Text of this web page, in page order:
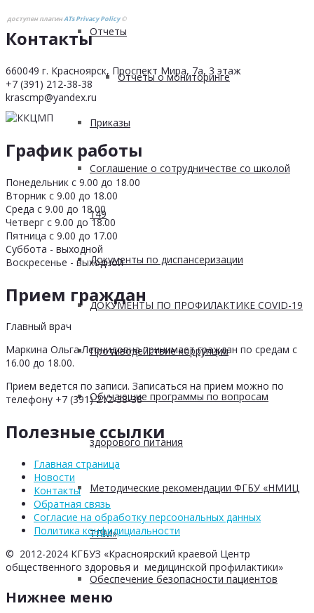
Отчеты
Отчеты о мониторинге
Приказы
Соглашение о сотрудничестве со школой
149
Документы по диспансеризации
ДОКУМЕНТЫ ПО ПРОФИЛАКТИКЕ COVID-19
Противодействие коррупции
Обучающие программы по вопросам
здорового питания
Методические рекомендации ФГБУ «НМИЦ
ТПМ»
Обеспечение безопасности пациентов
доступен плагинATs Privacy Policy©
Контакты
660049 г. Красноярск, Проспект Мира, 7а, 3 этаж
+7 (391) 212-38-38
krascmp@yandex.ru
График работы
Понедельник с 9.00 до 18.00
Вторник с 9.00 до 18.00
Среда с 9.00 до 18.00
Четверг с 9.00 до 18.00
Пятница с 9.00 до 17.00
Суббота - выходной
Воскресенье - выходной
Прием граждан
Главный врач
Маркина Ольга Леонидовна принимает граждан по средам с
16.00 до 18.00.
Прием ведется по записи. Записаться на прием можно по
телефону +7 (391) 212-38-38
Полезные ссылки
Главная страница
Новости
Контакты
Обратная связь
Согласие на обработку персоональных данных
Политика конфидициальности
© 2012-2024 КГБУЗ «Красноярский краевой Центр
общественного здоровья и медицинской профилактики»
Нижнее меню